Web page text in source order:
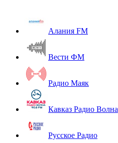
Алания FM
Вести ФМ
Радио Маяк
Кавказ Радио Волна
Русское Радио